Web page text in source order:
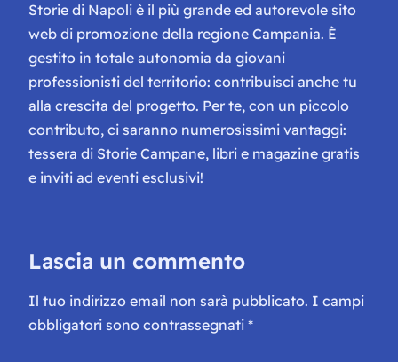
Storie di Napoli è il più grande ed autorevole sito
web di promozione della regione Campania. È
gestito in totale autonomia da giovani
professionisti del territorio: contribuisci anche tu
alla crescita del progetto. Per te, con un piccolo
contributo, ci saranno numerosissimi vantaggi:
tessera di Storie Campane, libri e magazine gratis
e inviti ad eventi esclusivi!
Lascia un commento
Il tuo indirizzo email non sarà pubblicato. I campi
obbligatori sono contrassegnati *